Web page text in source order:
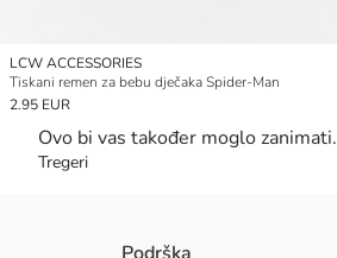
LCW ACCESSORIES
Tiskani remen za bebu dječaka Spider-Man
2.95 EUR
Ovo bi vas također moglo zanimati.
Tregeri